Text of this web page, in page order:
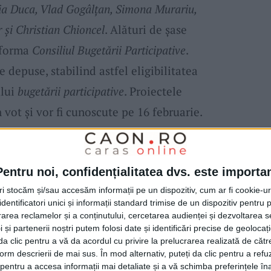
noi, confidențialitatea dvs. este
stocăm și/sau accesăm informații pe un dispozitiv, cum ar fi cookie-
unici și informații standard trimise de un dispozitiv pentru
reclamelor și a conținutului, cercetarea audienței și dezvoltarea
și partenerii noștri putem folosi date și identificări precise de
clic pentru a vă da acordul cu privire la prelucrarea realizată de
descrierii de mai sus. În mod alternativ, puteți da clic pentru a
a accesa informații mai detaliate și a vă schimba preferințele
Duca, Vlad Gogâlțan, Simona Murariu,
Christian Chioncel. Alături de șase
Consiliul Bugetării Participative.
depuse, stabilind astfel eligibilitatea
bugetării participative. Proiectele
și vor fi cunoscute pe 16 februarie.
depuse online și trei în format fizic.
care s-au implicat înbugetarea
și creativitatea lor, schimbă fața orașului,
Ideile lor vorbesc de la sine.
pentru Palatul Cultural și pentru